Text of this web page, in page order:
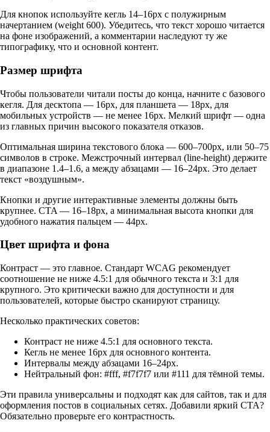
Для кнопок используйте кегль 14–16px с полужирным
начертанием (weight 600). Убедитесь, что текст хорошо читается
на фоне изображений, а комментарии наследуют ту же
типографику, что и основной контент.
Размер шрифта
Чтобы пользователи читали посты до конца, начните с базового
кегля. Для десктопа — 16px, для планшета — 18px, для
мобильных устройств — не менее 16px. Мелкий шрифт — одна
из главных причин высокого показателя отказов.
Оптимальная ширина текстового блока — 600–700px, или 50–75
символов в строке. Межстрочный интервал (line-height) держите
в диапазоне 1.4–1.6, а между абзацами — 16–24px. Это делает
текст «воздушным».
Кнопки и другие интерактивные элементы должны быть
крупнее. CTA — 16–18px, а минимальная высота кнопки для
удобного нажатия пальцем — 44px.
Цвет шрифта и фона
Контраст — это главное. Стандарт WCAG рекомендует
соотношение не ниже 4.5:1 для обычного текста и 3:1 для
крупного. Это критически важно для доступности и для
пользователей, которые быстро сканируют страницу.
Несколько практических советов:
Контраст не ниже 4.5:1 для основного текста.
Кегль не менее 16px для основного контента.
Интервалы между абзацами 16–24px.
Нейтральный фон: #fff, #f7f7f7 или #111 для тёмной темы.
Эти правила универсальны и подходят как для сайтов, так и для
оформления постов в социальных сетях. Добавили яркий CTA?
Обязательно проверьте его контрастность.